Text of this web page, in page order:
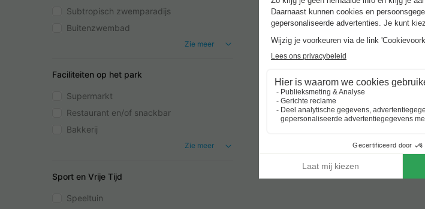
Subtropisch zwemparadijs
Buitenzwembad
Zie meer
Faciliteiten op het park
Supermarkt
Restaurant en/of snackbar
Bakkerij
Zie meer
Sport en Vrije Tijd
Speeltuin